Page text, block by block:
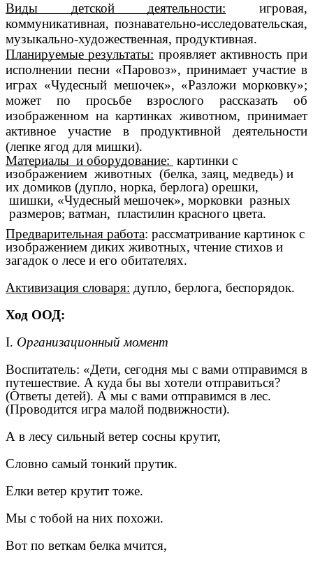
Виды детской деятельности: игровая,
коммуникативная, познавательно-исследовательская,
музыкально-художественная, продуктивная.
Планируемые результаты: проявляет активность при
исполнении песни «Паровоз», принимает участие в
играх «Чудесный мешочек», «Разложи морковку»;
может по просьбе взрослого рассказать об
изображенном на картинках животном, принимает
активное участие в продуктивной деятельности
(лепке ягод для мишки).
Материалы и оборудование: картинки с
изображением животных (белка, заяц, медведь) и
их домиков (дупло, норка, берлога) орешки,
шишки, «Чудесный мешочек», морковки разных
размеров; ватман, пластилин красного цвета.
Предварительная работа: рассматривание картинок с
изображением диких животных, чтение стихов и
загадок о лесе и его обитателях.
Активизация словаря: дупло, берлога, беспорядок.
Ход ООД:
I. Организационный момент
Воспитатель: «Дети, сегодня мы с вами отправимся в
путешествие. А куда бы вы хотели отправиться?
(Ответы детей). А мы с вами отправимся в лес.
(Проводится игра малой подвижности).
А в лесу сильный ветер сосны крутит,
Словно самый тонкий прутик.
Елки ветер крутит тоже.
Мы с тобой на них похожи.
Вот по веткам белка мчится,